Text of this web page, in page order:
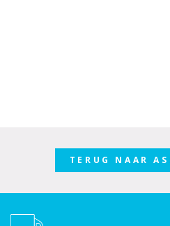
TERUG NAAR